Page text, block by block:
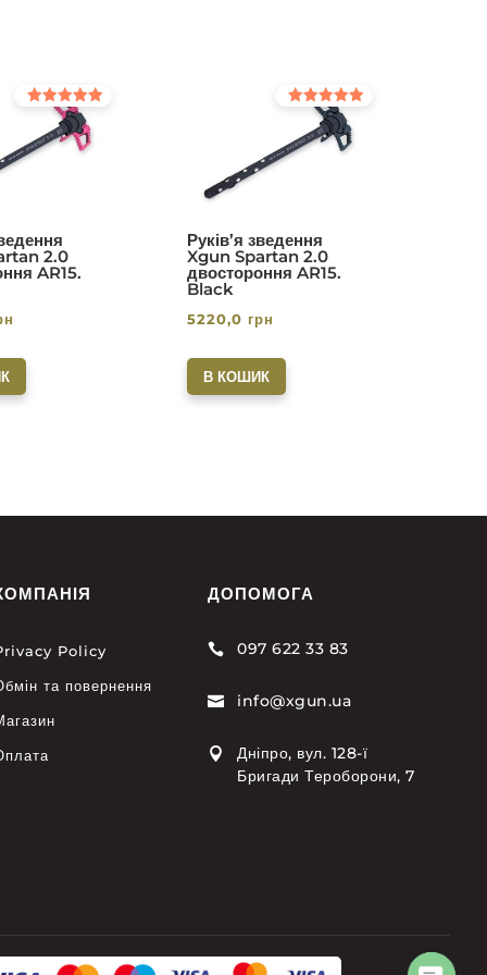
2.0
AR15.
Оцінено в
з 5
Руків’я зведення
Xgun Spartan 2.0
двостороння AR15.
Black
Оцінено в
з 5
5220,0 грн
В КОШИК
Policy
та повернення
ДОПОМОГА
 097 622 33 83
 info@xgun.ua

Дніпро, вул. 128-ї
Бригади Тероборони, 7